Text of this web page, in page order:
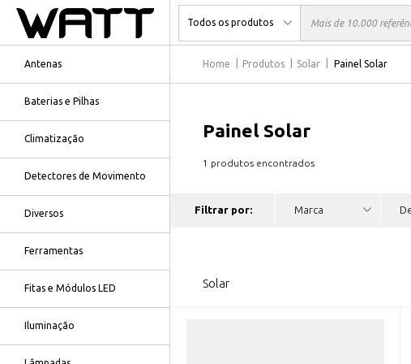
Antenas
Baterias e Pilhas
Climatização
Detectores de Movimento
Diversos
Ferramentas
Fitas e Módulos LED
Iluminação
Home Produtos Solar Painel Solar
Painel Solar
Filtrar por:
1 produtos encontrados
Solar